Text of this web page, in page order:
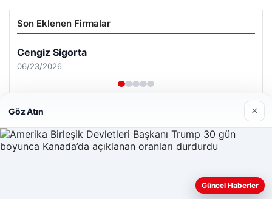
Son Eklenen Firmalar
Web sitemizi nasıl kullandığınızı daha iyi anlayabilmek,
Göz Atın ×
Güncel Haberler